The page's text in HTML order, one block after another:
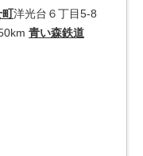
町洋光台６丁目5-8
青い森鉄道